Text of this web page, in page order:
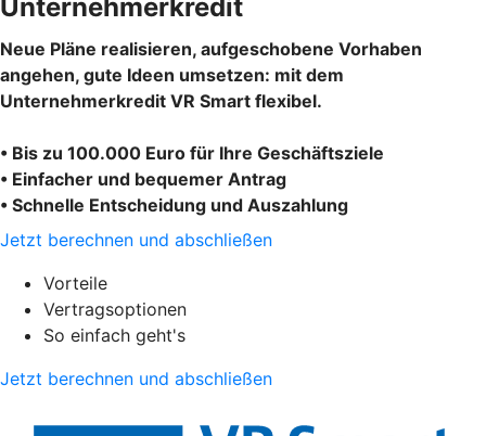
Unternehmerkredit
Neue Pläne realisieren, aufgeschobene Vorhaben
angehen, gute Ideen umsetzen: mit dem
Unternehmerkredit VR Smart flexibel.
• Bis zu 100.000 Euro für Ihre Geschäftsziele
• Einfacher und bequemer Antrag
• Schnelle Entscheidung und Auszahlung
Jetzt berechnen und abschließen
Vorteile
Vertragsoptionen
So einfach geht's
Jetzt berechnen und abschließen